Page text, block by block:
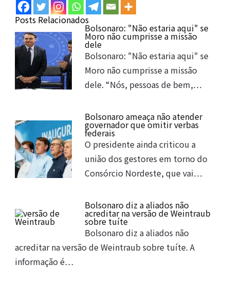
Posts Relacionados
Bolsonaro: "Não estaria aqui" se
Moro não cumprisse a missão
dele
Bolsonaro: "Não estaria aqui" se
Moro não cumprisse a missão
dele. “Nós, pessoas de bem,…
Bolsonaro ameaça não atender
governador que omitir verbas
federais
O presidente ainda criticou a
união dos gestores em torno do
Consórcio Nordeste, que vai…
Bolsonaro diz a aliados não
acreditar na versão de Weintraub
sobre tuíte
Bolsonaro diz a aliados não
acreditar na versão de Weintraub sobre tuíte. A
informação é…